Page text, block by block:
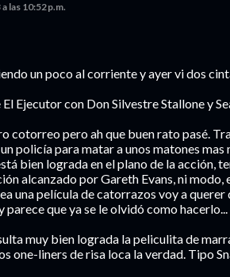
las 10:52 p.m.
un poco al corriente y ayer vi dos
Ejecutor con Don Silvestre Stallone y
cotorreo pero ah que buen rato pasé.
policía para matar a unos matones mas
bien lograda en el plano de la acción,
alcanzado por Gareth Evans, ni modo,
una película de catorrazos voy a querer
parece que ya se le olvidó como hacerlo...
muy bien lograda la peliculita de
one-liners de risa loca la verdad. Tipo